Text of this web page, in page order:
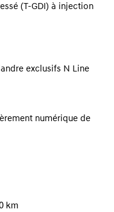
(T-GDI) à injection
exclusifs N Line
numérique de
km